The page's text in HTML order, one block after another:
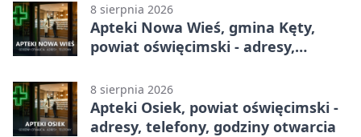
8 sierpnia 2026
Apteki Nowa Wieś, gmina Kęty,
powiat oświęcimski - adresy,
8 sierpnia 2026
Apteki Osiek, powiat oświęcimski -
adresy, telefony, godziny otwarcia